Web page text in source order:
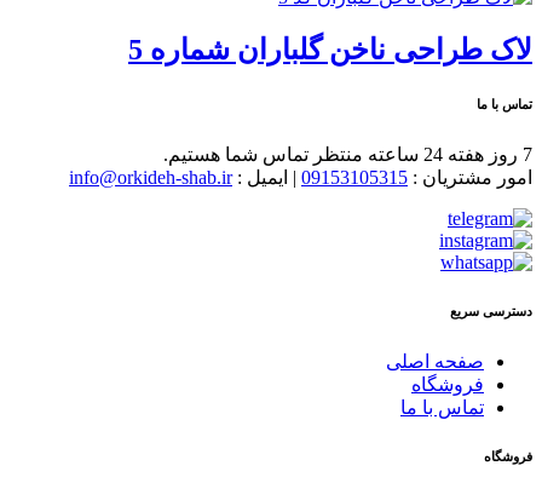
لاک طراحی ناخن گلباران شماره 5
تماس با ما
7 روز هفته 24 ساعته منتظر تماس شما هستیم.
امور مشتریان : 09153105315 | ایمیل :info@orkideh-shab.ir
دسترسی سریع
صفحه اصلی
فروشگاه
تماس با ما
فروشگاه